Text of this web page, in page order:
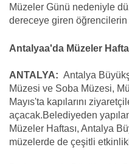
Müzeler Günü nedeniyle
dereceye giren
Antalyaa'da Müzeler
ANTALYA: Antalya
Müzesi ve Soba Müzesi,
Mayıs'ta kapılarını
açacak.Belediyeden
Müzeler Haftası, Antalya
müzelerde de çeşitli